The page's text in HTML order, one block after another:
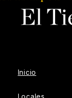
Inicio
Locales